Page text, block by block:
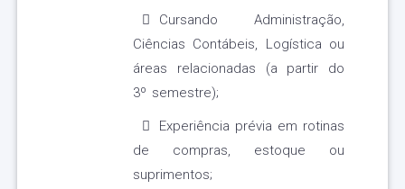
Cursando Administração,
Ciências Contábeis, Logística ou
áreas relacionadas (a partir do
3º semestre);
Experiência prévia em rotinas
de compras, estoque ou
suprimentos;